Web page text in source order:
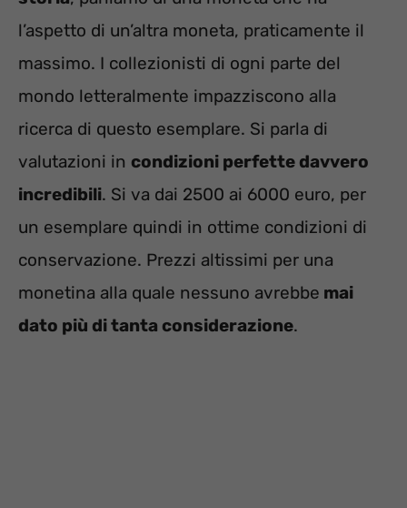
l’aspetto di un’altra moneta, praticamente il
massimo. I collezionisti di ogni parte del
mondo letteralmente impazziscono alla
ricerca di questo esemplare. Si parla di
valutazioni in condizioni perfette davvero
incredibili. Si va dai 2500 ai 6000 euro, per
un esemplare quindi in ottime condizioni di
conservazione. Prezzi altissimi per una
monetina alla quale nessuno avrebbe mai
dato più di tanta considerazione.